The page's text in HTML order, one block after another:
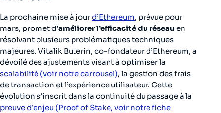
La prochaine mise à jourd’Ethereum, prévue pour
mars, promet d’améliorer l’efficacité du réseau en
résolvant plusieurs problématiques techniques
majeures. Vitalik Buterin, co-fondateur d’Ethereum, a
dévoilé des ajustements visant à optimiser la
scalabilité (voir notre carrousel), la gestion des frais
de transaction et l’expérience utilisateur. Cette
évolution s’inscrit dans la continuité du passage à la
preuve d’enjeu (Proof of Stake, voir notre fiche